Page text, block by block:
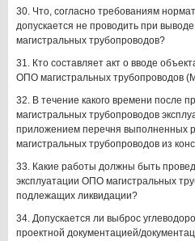
30. Что, согласно требованиям
допускается не проводить при
магистральных трубопроводов?
31. Кто составляет акт о вводе
ОПО магистральных трубопроводов
32. В течение какого времени после
магистральных трубопроводов
приложением перечня выполненных
магистральных трубопроводов из
33. Какие работы должны быть
эксплуатации ОПО магистральных
подлежащих ликвидации?
34. Допускается ли выброс
проектной документацией/